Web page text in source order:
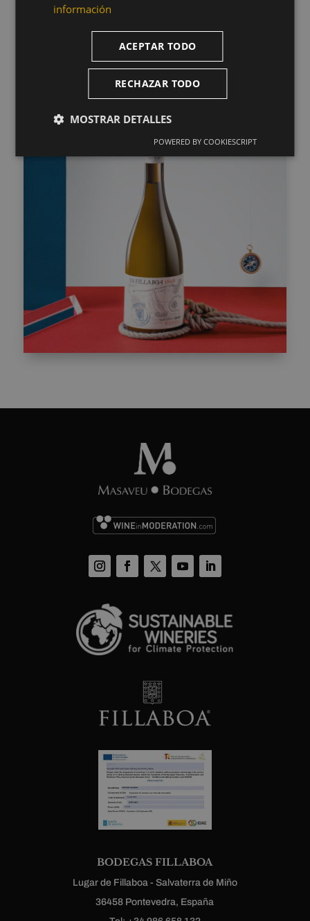
BODEGAS FILLABOA
Lugar de Fillaboa - Salvaterra de Miño
36458 Pontevedra, España
información
ACEPTAR TODO
RECHAZAR TODO
MOSTRAR DETALLES
POWERED BY COOKIESCRIPT